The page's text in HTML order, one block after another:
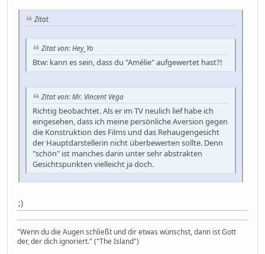
Zitat
Zitat von: Hey_Yo
Btw: kann es sein, dass du "Amélie" aufgewertet hast?!
Zitat von: Mr. Vincent Vega
Richtig beobachtet. Als er im TV neulich lief habe ich
eingesehen, dass ich meine persönliche Aversion gegen
die Konstruktion des Films und das Rehaugengesicht
der Hauptdarstellerin nicht überbewerten sollte. Denn
"schön" ist manches darin unter sehr abstrakten
Gesichtspunkten vielleicht ja doch.
;)
"Wenn du die Augen schließt und dir etwas wünschst, dann ist Gott
der, der dich ignoriert." ("The Island")